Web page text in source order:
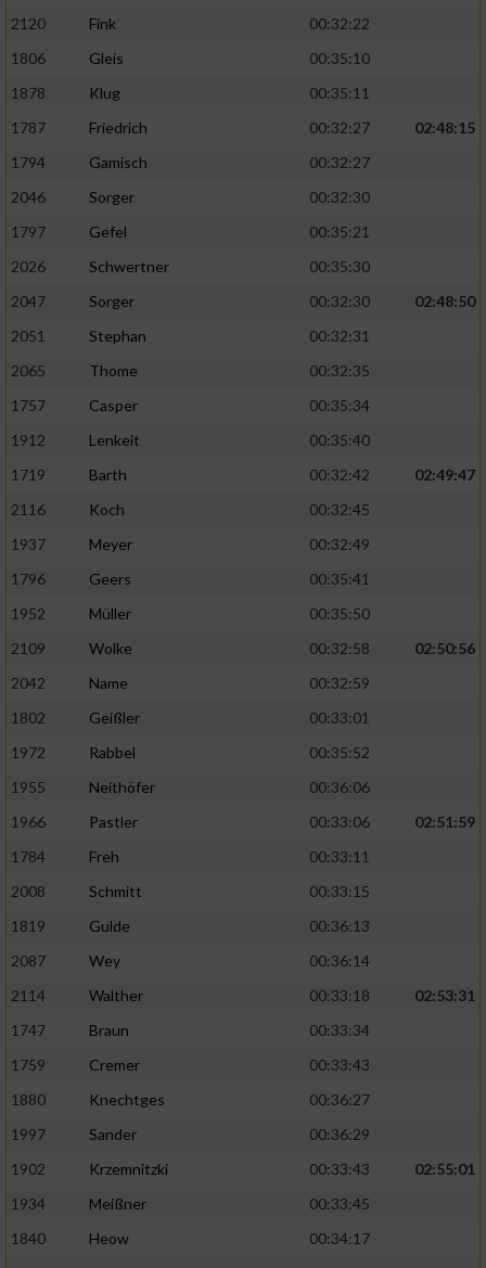
2120
Fink
00:32:22
1806
Gleis
00:35:10
1878
Klug
00:35:11
1787
Friedrich 00:32:27
02:48:15
1794
Gamisch
00:32:27
2046
Sorger
00:32:30
1797
Gefel
00:35:21
2026
Schwertner
00:35:30
2047
Sorger 00:32:30
02:48:50
2051
Stephan
00:32:31
2065
Thome
00:32:35
1757
Casper
00:35:34
1912
Lenkeit
00:35:40
1719
Barth 00:32:42
02:49:47
2116
Koch
00:32:45
1937
Meyer
00:32:49
1796
Geers
00:35:41
1952
Müller
00:35:50
2109
Wolke 00:32:58
02:50:56
2042
Name
00:32:59
1802
Geißler
00:33:01
1972
Rabbel
00:35:52
1955
Neithöfer
00:36:06
1966
Pastler 00:33:06
02:51:59
1784
Freh
00:33:11
2008
Schmitt
00:33:15
1819
Gulde
00:36:13
2087
Wey
00:36:14
2114
Walther 00:33:18
02:53:31
1747
Braun
00:33:34
1759
Cremer
00:33:43
1880
Knechtges
00:36:27
1997
Sander
00:36:29
1902
Krzemnitzki 00:33:43
02:55:01
1934
Meißner
00:33:45
1840
Heow
00:34:17